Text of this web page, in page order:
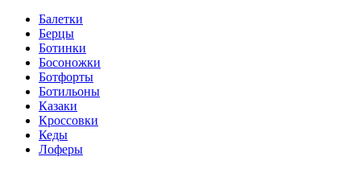
Балетки
Берцы
Ботинки
Босоножки
Ботфорты
Ботильоны
Казаки
Кроссовки
Кеды
Лоферы